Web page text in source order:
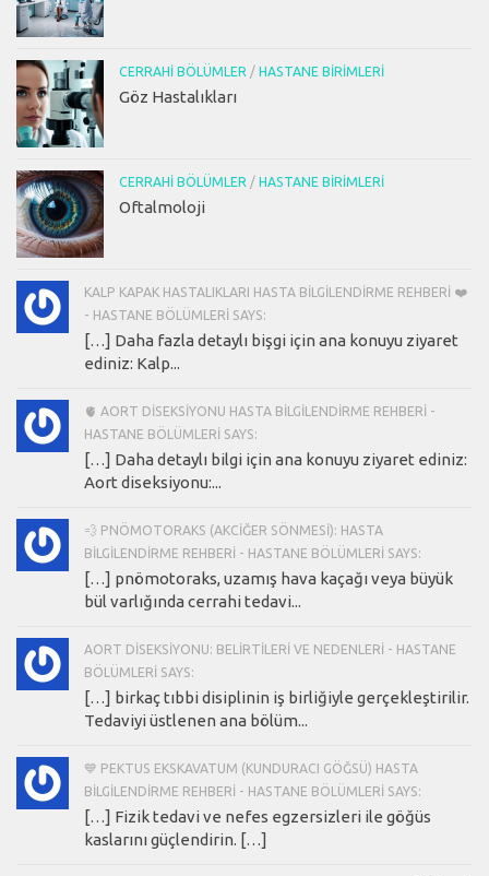
CERRAHI BÖLÜMLER / HASTANE BIRIMLERI
Göz Hastalıkları
CERRAHI BÖLÜMLER / HASTANE BIRIMLERI
Oftalmoloji
KALP KAPAK HASTALIKLARI HASTA BILGILENDIRME REHBERI ❤️
- HASTANE BÖLÜMLERI SAYS:
[…] Daha fazla detaylı bişgi için ana konuyu ziyaret
ediniz: Kalp...
🫀 AORT DISEKSIYONU HASTA BILGILENDIRME REHBERI -
HASTANE BÖLÜMLERI SAYS:
[…] Daha detaylı bilgi için ana konuyu ziyaret ediniz:
Aort diseksiyonu:...
💨 PNÖMOTORAKS (AKCIĞER SÖNMESI): HASTA
BILGILENDIRME REHBERI - HASTANE BÖLÜMLERI SAYS:
[…] pnömotoraks, uzamış hava kaçağı veya büyük
bül varlığında cerrahi tedavi...
AORT DISEKSIYONU: BELIRTILERI VE NEDENLERI - HASTANE
BÖLÜMLERI SAYS:
[…] birkaç tıbbi disiplinin iş birliğiyle gerçekleştirilir.
Tedaviyi üstlenen ana bölüm...
💙 PEKTUS EKSKAVATUM (KUNDURACI GÖĞSÜ) HASTA
BILGILENDIRME REHBERI - HASTANE BÖLÜMLERI SAYS:
[…] Fizik tedavi ve nefes egzersizleri ile göğüs
kaslarını güçlendirin. […]